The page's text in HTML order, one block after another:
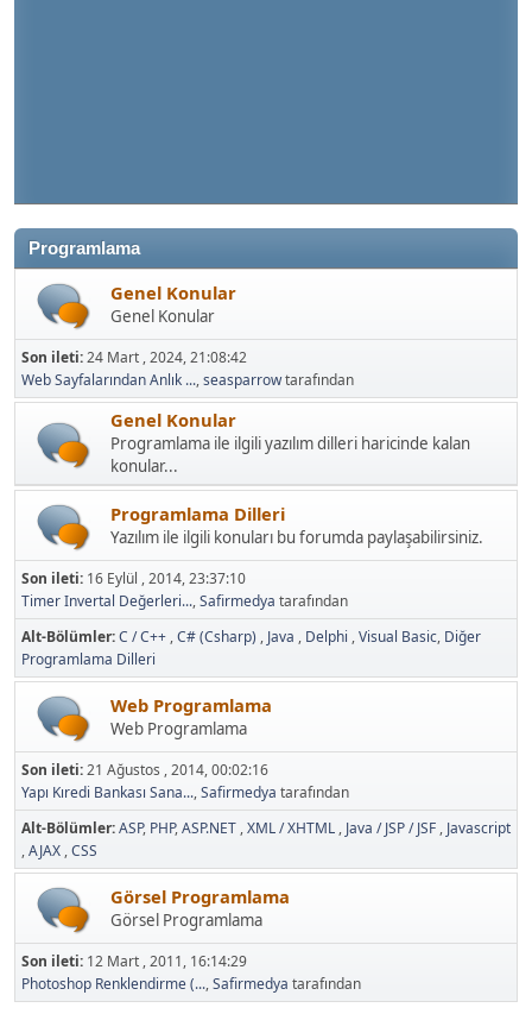
Programlama
Genel Konular
Genel Konular
Son ileti:24 Mart , 2024, 21:08:42
Web Sayfalarından Anlık ...,seasparrowtarafından
Genel Konular
Programlama ile ilgili yazılım dilleri haricinde kalan
konular...
Programlama Dilleri
Yazılım ile ilgili konuları bu forumda paylaşabilirsiniz.
Son ileti: 16 Eylül , 2014, 23:37:10
Timer Invertal Değerleri...,Safirmedya tarafından
Alt-Bölümler C / C++ C# (Csharp) Java Delphi Visual Basic Diğer
Programlama Dilleri
Web Programlama
Web Programlama
Son ileti:21 Ağustos , 2014, 00:02:16
Yapı Kıredi Bankası Sana...,Safirmedya tarafından
Alt-Bölümler ASP PHP ASP.NET XML / XHTML Java / JSP / JSF Javascript
AJAX CSS
Görsel Programlama
Görsel Programlama
Son ileti: 12 Mart , 2011, 16:14:29
Photoshop Renklendirme (...,Safirmedya tarafından